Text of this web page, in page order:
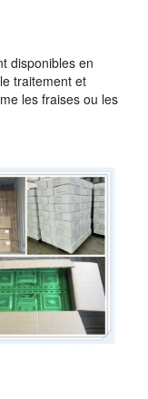
disponibles en
traitement et
les fraises ou les